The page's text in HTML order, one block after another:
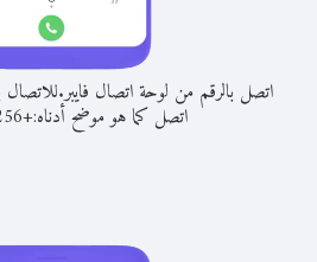
اتصل بالرقم من لوحة اتصال فايبر.للاتصال
اتصل كما هو موضح أدناه:+